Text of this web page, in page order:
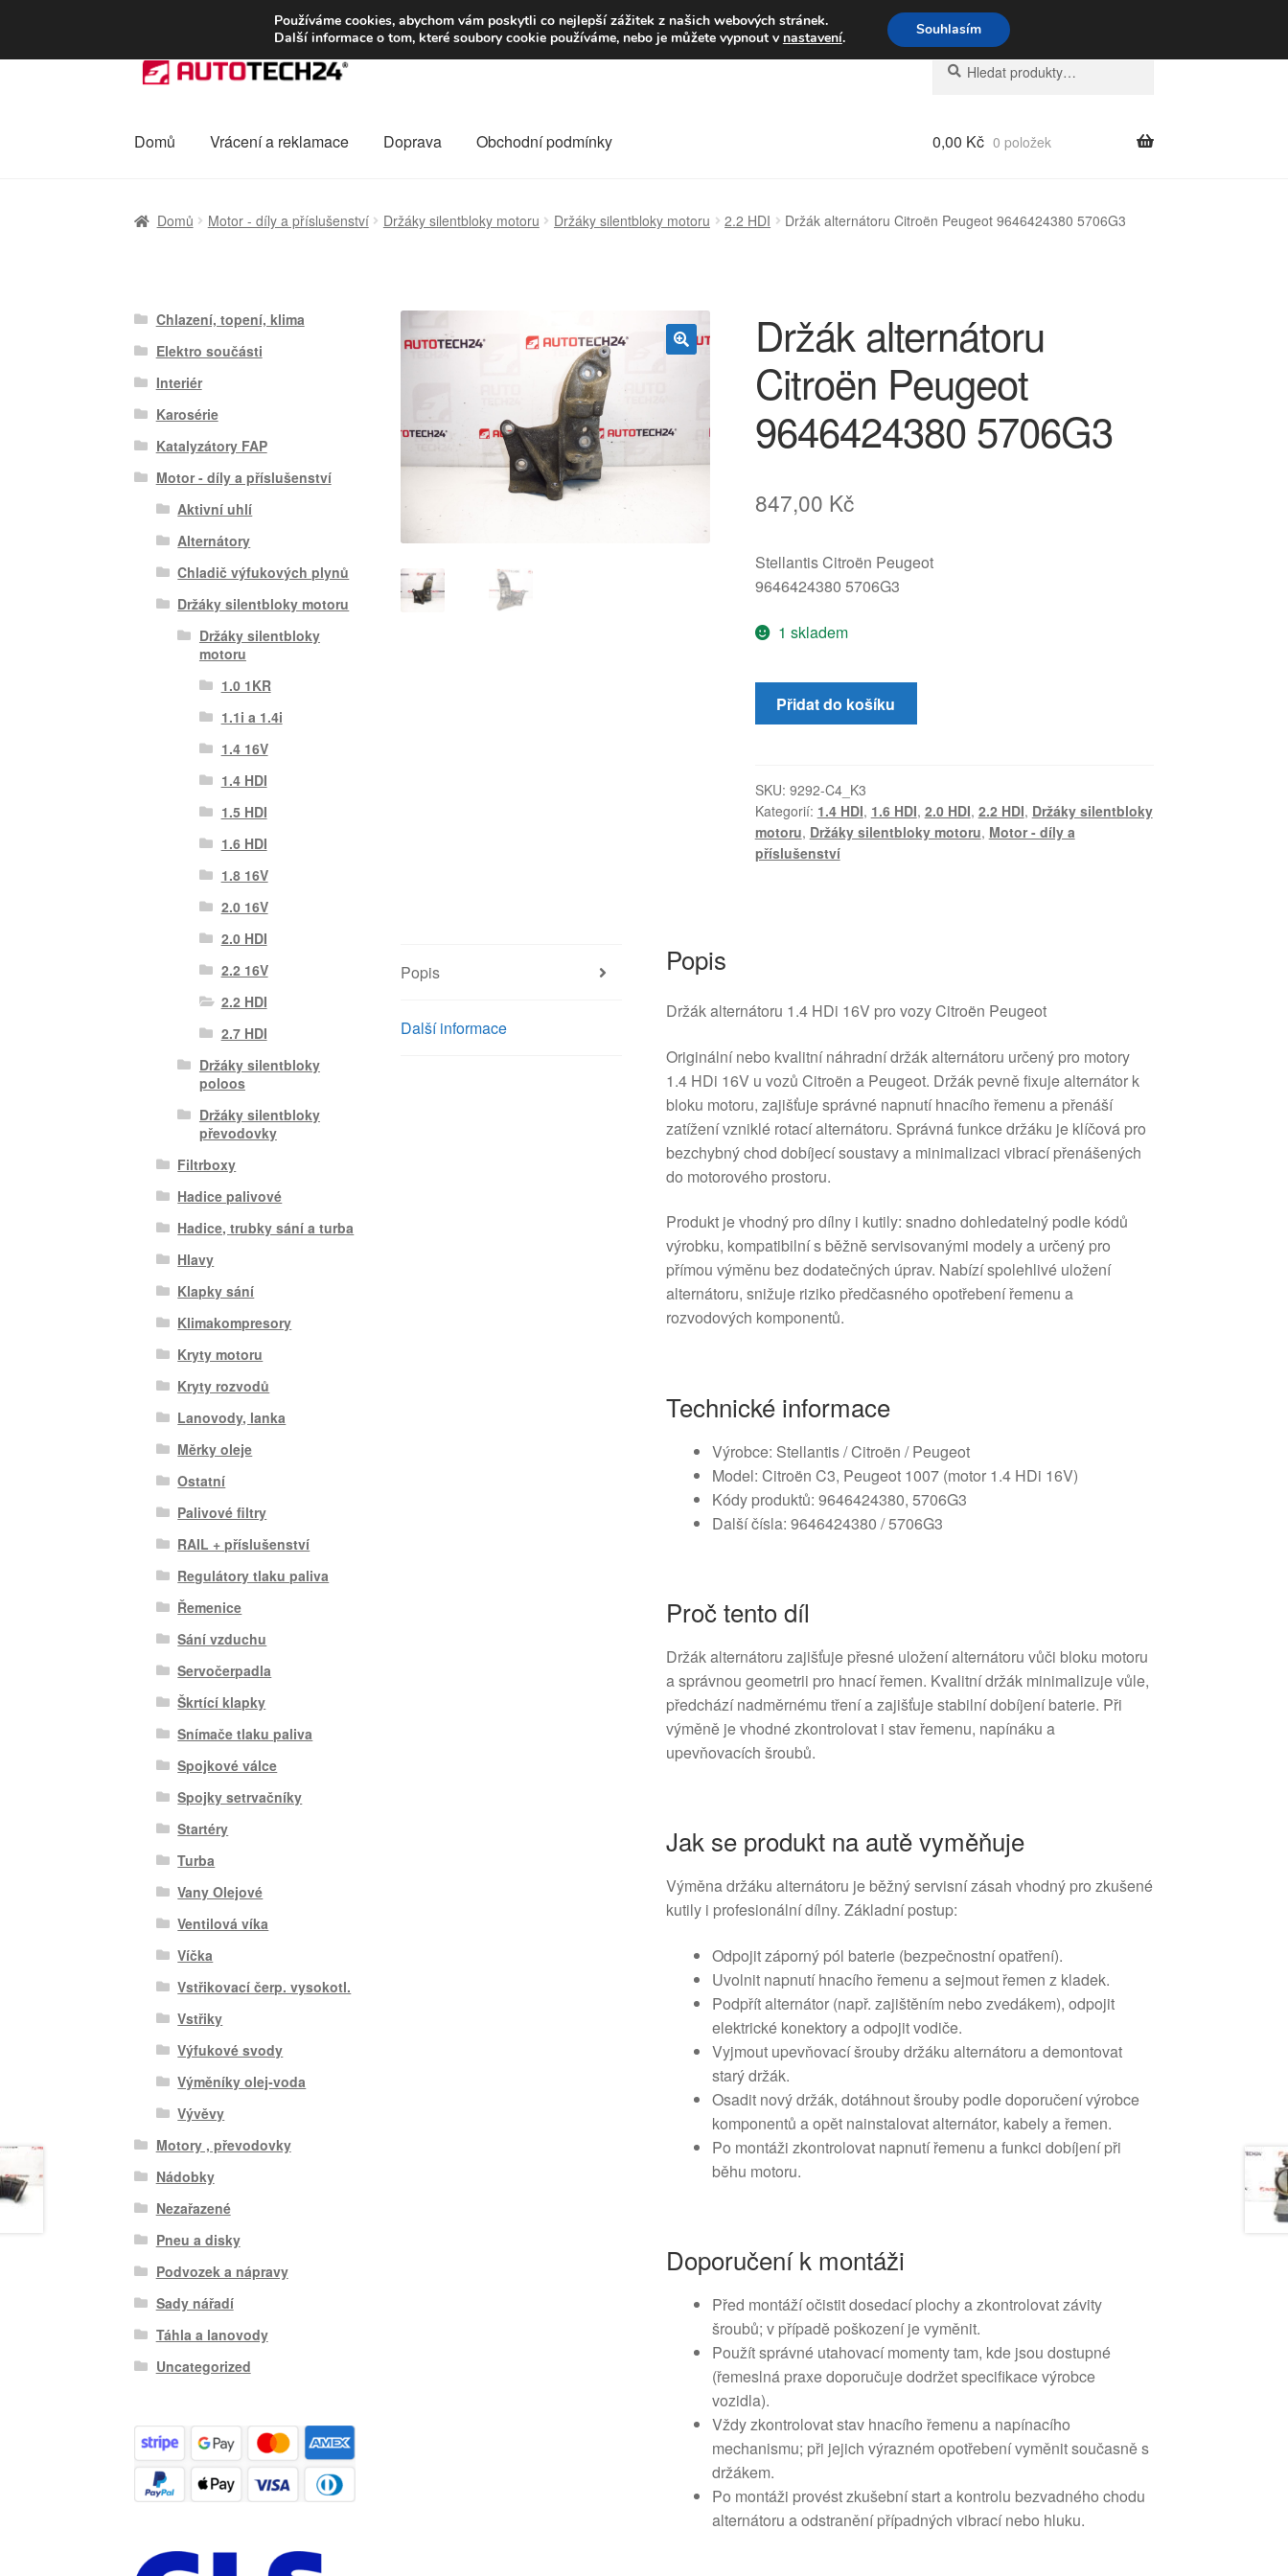
DOPRAVA od 139,-Kč Volejte po-pá 9-16 704 494 494
Přeskočit
na
Přejít
webu
Hledat:
Hledat
Domů Vrácení a reklamace Doprava Obchodní podmínky 0,00 Kč 0 položek
Domů Motor - díly a příslušenství Držáky silentbloky motoru Držáky silentbloky motoru 2.2 HDI Držák alternátoru Citroën Peugeot 9646424380 5706G3
Držák alternátoru
Citroën Peugeot
9646424380 5706G3
847,00 Kč
Stellantis Citroën Peugeot
9646424380 5706G3
1 skladem
Držák
alternátoru
9646424380
5706G3
množství
Přidat do košíku
SKU: 9292-C4_K3
Kategorií: 1.4 HDI, 1.6 HDI, 2.0 HDI, 2.2 HDI, Držáky silentbloky
motoru, Držáky silentbloky motoru, Motor - díly a
příslušenství
Popis
Další informace
Popis
Držák alternátoru 1.4 HDi 16V pro vozy Citroën Peugeot
Originální nebo kvalitní náhradní držák alternátoru určený pro motory
1.4 HDi 16V u vozů Citroën a Peugeot. Držák pevně fixuje alternátor k
bloku motoru, zajišťuje správné napnutí hnacího řemenu a přenáší
zatížení vzniklé rotací alternátoru. Správná funkce držáku je klíčová pro
bezchybný chod dobíjecí soustavy a minimalizaci vibrací přenášených
do motorového prostoru.
Produkt je vhodný pro dílny i kutily: snadno dohledatelný podle kódů
výrobku, kompatibilní s běžně servisovanými modely a určený pro
přímou výměnu bez dodatečných úprav. Nabízí spolehlivé uložení
alternátoru, snižuje riziko předčasného opotřebení řemenu a
rozvodových komponentů.
Technické informace
Výrobce: Stellantis / Citroën / Peugeot
Model: Citroën C3, Peugeot 1007 (motor 1.4 HDi 16V)
Kódy produktů: 9646424380, 5706G3
Další čísla: 9646424380 / 5706G3
Proč tento díl
Držák alternátoru zajišťuje přesné uložení alternátoru vůči bloku motoru
a správnou geometrii pro hnací řemen. Kvalitní držák minimalizuje vůle,
předchází nadměrnému tření a zajišťuje stabilní dobíjení baterie. Při
výměně je vhodné zkontrolovat i stav řemenu, napínáku a
upevňovacích šroubů.
Jak se produkt na autě vyměňuje
Výměna držáku alternátoru je běžný servisní zásah vhodný pro zkušené
kutily i profesionální dílny. Základní postup:
Odpojit záporný pól baterie (bezpečnostní opatření).
Uvolnit napnutí hnacího řemenu a sejmout řemen z kladek.
Podpřít alternátor (např. zajištěním nebo zvedákem), odpojit
elektrické konektory a odpojit vodiče.
Vyjmout upevňovací šrouby držáku alternátoru a demontovat
starý držák.
Osadit nový držák, dotáhnout šrouby podle doporučení výrobce
komponentů a opět nainstalovat alternátor, kabely a řemen.
Po montáži zkontrolovat napnutí řemenu a funkci dobíjení při
běhu motoru.
Doporučení k montáži
Před montáží očistit dosedací plochy a zkontrolovat závity
šroubů; v případě poškození je vyměnit.
Použít správné utahovací momenty tam, kde jsou dostupné
(řemeslná praxe doporučuje dodržet specifikace výrobce
vozidla).
Vždy zkontrolovat stav hnacího řemenu a napínacího
mechanismu; při jejich výrazném opotřebení vyměnit současně s
držákem.
Po montáži provést zkušební start a kontrolu bezvadného chodu
alternátoru a odstranění případných vibrací nebo hluku.
Chlazení, topení, klima
Elektro součásti
Interiér
Karosérie
Katalyzátory FAP
Motor - díly a příslušenství
Aktivní uhlí
Alternátory
Chladič výfukových plynů
Držáky silentbloky motoru
Držáky silentbloky
motoru
1.0 1KR
1.1i a 1.4i
1.4 16V
1.4 HDI
1.5 HDI
1.6 HDI
1.8 16V
2.0 16V
2.0 HDI
2.2 16V
2.2 HDI
2.7 HDI
Držáky silentbloky
poloos
Držáky silentbloky
převodovky
Filtrboxy
Hadice palivové
Hadice, trubky sání a turba
Hlavy
Klapky sání
Klimakompresory
Kryty motoru
Kryty rozvodů
Lanovody, lanka
Měrky oleje
Ostatní
Palivové filtry
RAIL + příslušenství
Regulátory tlaku paliva
Řemenice
Sání vzduchu
Servočerpadla
Škrtící klapky
Snímače tlaku paliva
Spojkové válce
Spojky setrvačníky
Startéry
Turba
Vany Olejové
Ventilová víka
Víčka
Vstřikovací čerp. vysokotl.
Vstřiky
Výfukové svody
Výměníky olej-voda
Vývěvy
Motory , převodovky
Nádobky
Nezařazené
Pneu a disky
Podvozek a nápravy
Sady nářadí
Táhla a lanovody
Uncategorized
Používáme cookies, abychom vám poskytli co nejlepší zážitek z našich webových stránek.
Další informace o tom, které soubory cookie používáme, nebo je můžete vypnout v nastavení. Souhlasím